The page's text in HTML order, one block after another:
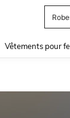
Vêtements pour